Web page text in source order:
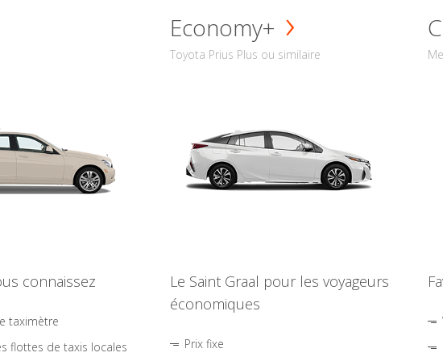
connaissez
taximètre
flottes de taxis locales
Economy+
Toyota Prius Plus ou similaire
Le Saint Graal pour les voyageurs
économiques
Prix fixe